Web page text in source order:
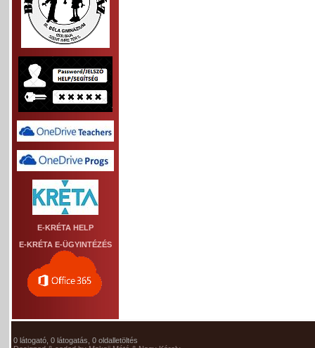
E-KRÉTA HELP
E-KRÉTA E-ÜGYINTÉZÉS
0 látogató, 0 látogatás, 0 oldalletöltés